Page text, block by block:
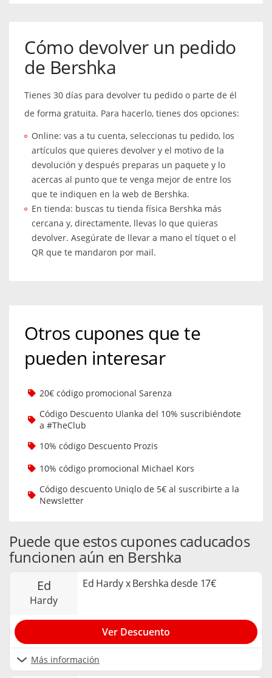
Cómo devolver un pedido
de Bershka
Tienes 30 días para devolver tu pedido o parte de él
de forma gratuita. Para hacerlo, tienes dos opciones:
Online: vas a tu cuenta, seleccionas tu pedido, los
artículos que quieres devolver y el motivo de la
devolución y después preparas un paquete y lo
acercas al punto que te venga mejor de entre los
que te indiquen en la web de Bershka.
En tienda: buscas tu tienda física Bershka más
cercana y, directamente, llevas lo que quieras
devolver. Asegúrate de llevar a mano el tíquet o el
QR que te mandaron por mail.
Otros cupones que te
pueden interesar
20€ código promocional Sarenza
Código Descuento Ulanka del 10% suscribiéndote
a #TheClub
10% código Descuento Prozis
10% código promocional Michael Kors
Código descuento Uniqlo de 5€ al suscribirte a la
Newsletter
Puede que estos cupones caducados
funcionen aún en Bershka
ed
hardy
Ed Hardy x Bershka desde 17€
Más información
Ver Descuento